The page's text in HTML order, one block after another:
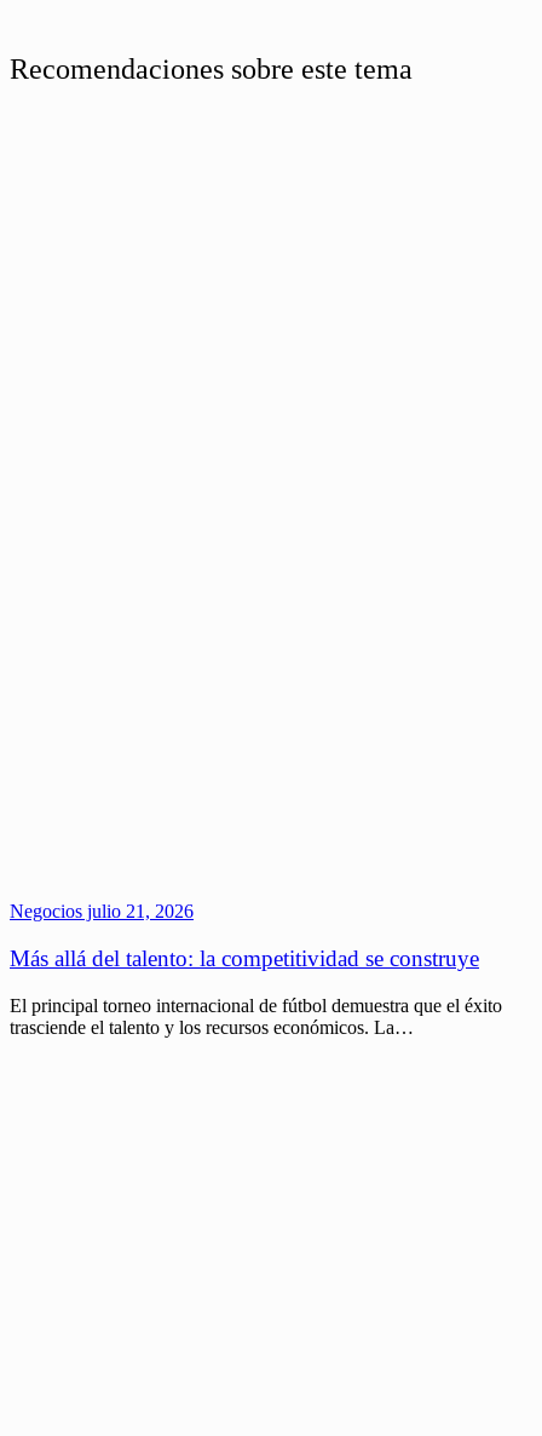
Recomendaciones sobre este tema
Negocios julio 21, 2026
Más allá del talento: la competitividad se construye
El principal torneo internacional de fútbol demuestra que el éxito
trasciende el talento y los recursos económicos. La…